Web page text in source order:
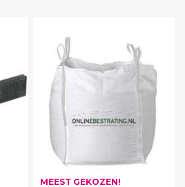
MEEST GEKOZEN!